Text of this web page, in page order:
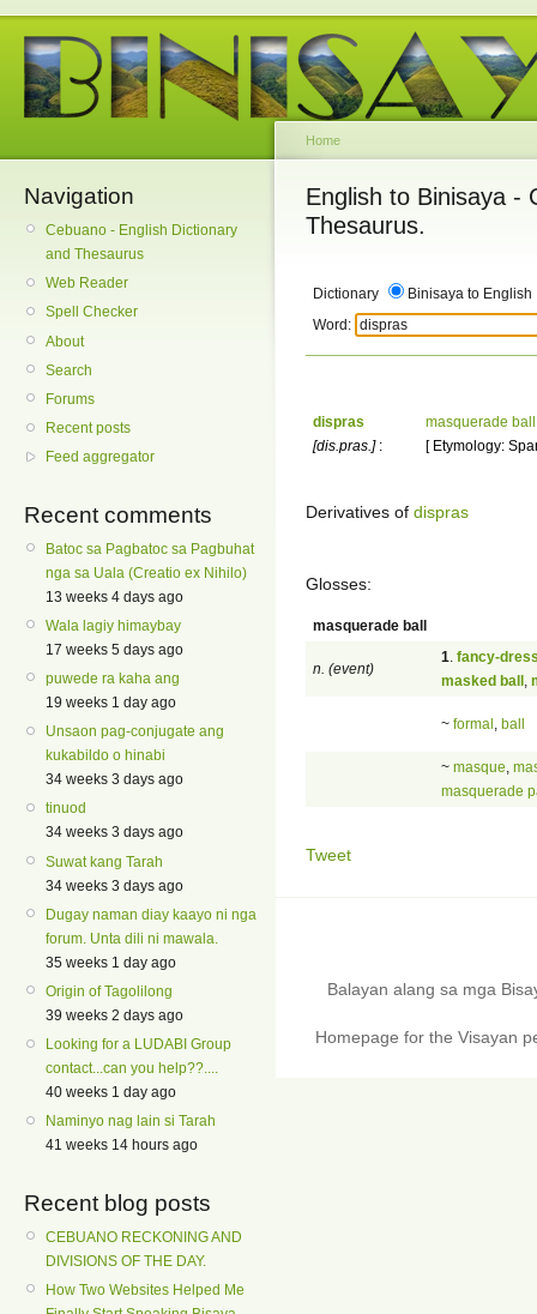
Navigation
Cebuano - English Dictionary
and Thesaurus
Web Reader
Spell Checker
About
Search
Forums
Recent posts
Feed aggregator
Recent comments
Batoc sa Pagbatoc sa Pagbuhat
nga sa Uala (Creatio ex Nihilo)
13 weeks 4 days ago
Wala lagiy himaybay
17 weeks 5 days ago
puwede ra kaha ang
19 weeks 1 day ago
Unsaon pag-conjugate ang
kukabildo o hinabi
34 weeks 3 days ago
tinuod
34 weeks 3 days ago
Suwat kang Tarah
34 weeks 3 days ago
Dugay naman diay kaayo ni nga
forum. Unta dili ni mawala.
35 weeks 1 day ago
Origin of Tagolilong
39 weeks 2 days ago
Looking for a LUDABI Group
contact...can you help??....
40 weeks 1 day ago
Naminyo nag lain si Tarah
41 weeks 14 hours ago
Recent blog posts
CEBUANO RECKONING AND
DIVISIONS OF THE DAY.
How Two Websites Helped Me
Home
English to Binisaya -
Thesaurus.
Dictionary
Binisaya to English
Word:
dispras
[dis.pras.]:
masquerade ball
[ Etymology:
Derivatives of dispras
Glosses:
masquerade ball
n. (event)
1 fancy-
masked ball
~ formal ball
~ masque
masquerade
Tweet
Balayan alang sa mga
Homepage for the Visayan